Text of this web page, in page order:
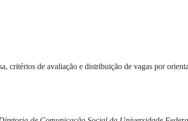
critérios de avaliação e distribuição de vagas por